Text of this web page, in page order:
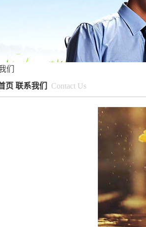
们
页 联系我们
Contact Us